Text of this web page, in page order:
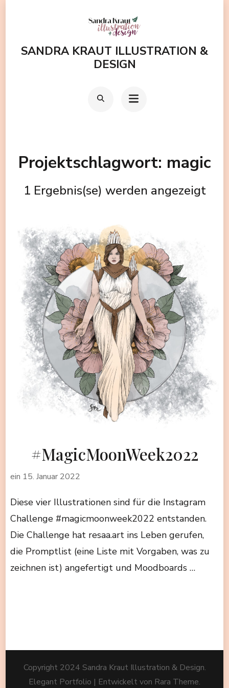
(EnterSANDRA KRAUT ILLUSTRATION &
DESIGN
Projektschlagwort: magic
1 Ergebnis(se) werden angezeigt
#MagicMoonWeek2022
ein 15. Januar 2022
Diese vier Illustrationen sind für die Instagram
Challenge #magicmoonweek2022 entstanden.
Die Challenge hat resaa.art ins Leben gerufen,
die Promptlist (eine Liste mit Vorgaben, was zu
zeichnen ist) angefertigt und Moodboards …
Copyright 2024 Sandra Kraut Illustration & Design.
Elegant Portfolio | Entwickelt von Rara Theme.